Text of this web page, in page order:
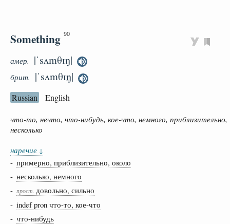
Something 90
амер. |ˈsʌmθɪŋ|
брит. |ˈsʌmθɪŋ|
Russian English
что-то, нечто, что-нибудь, кое-что, немного, приблизительно,
несколько
наречие ↓
- примерно, приблизительно, около
- несколько, немного
- прост. довольно, сильно
- indef pron что-то, кое-что
- что-нибудь